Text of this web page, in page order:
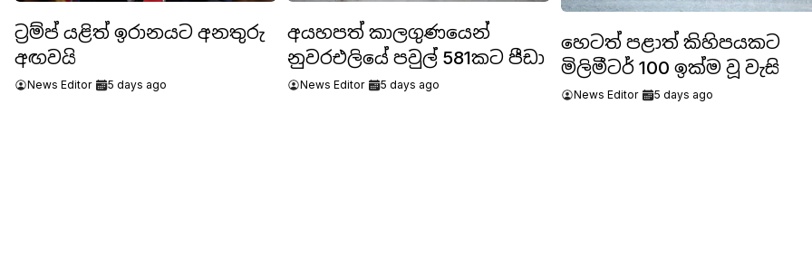
ට්‍රම්ප් යළිත් ඉරානයට අනතුරු
අඟවයි
News Editor 5 days ago
අයහපත් කාලගුණයෙන්
නුවරඑලියේ පවුල් 581කට පීඩා
News Editor 5 days ago
හෙටත් පළාත් කිහිපයකට
මිලිමීටර් 100 ඉක්ම වූ වැසි
News Editor 5 days ago